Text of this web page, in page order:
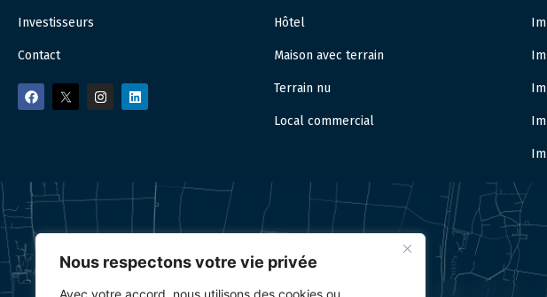
Nous respectons votre vie privée
Avec votre accord, nous utilisons des cookies ou
Investisseurs
Contact
Hôtel
Maison avec terrain
Terrain nu
Local commercial